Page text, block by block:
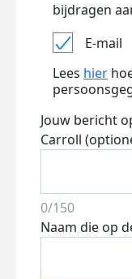
bijdragen
E-mail
Lees hier
Jouw bericht
Carroll
0/150
Naam die op